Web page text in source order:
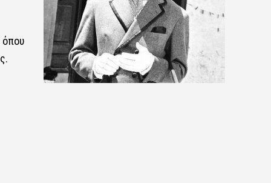
όπου